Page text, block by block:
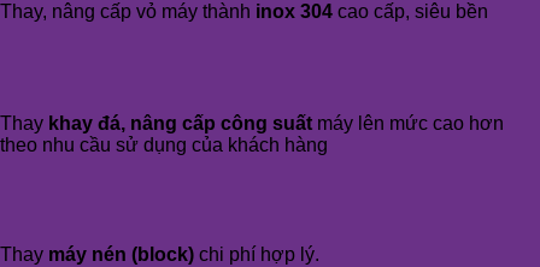
Thay, nâng cấp vỏ máy thành inox 304 cao cấp, siêu bền
Thay khay đá, nâng cấp công suất máy lên mức cao hơn
theo nhu cầu sử dụng của khách hàng
Thay máy nén (block) chi phí hợp lý.